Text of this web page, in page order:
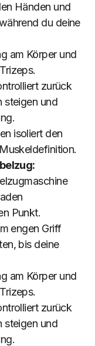
Händen und
du deine
am Körper und
zurück
steigen und
isoliert den
Punkt.
engen Griff
bis deine
am Körper und
zurück
steigen und